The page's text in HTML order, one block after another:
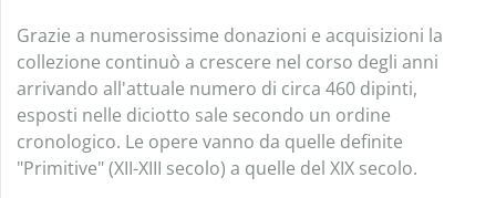
Grazie a numerosissime donazioni e acquisizioni la
collezione continuò a crescere nel corso degli anni
arrivando all'attuale numero di circa 460 dipinti,
esposti nelle diciotto sale secondo un ordine
cronologico. Le opere vanno da quelle definite
"Primitive" (XII-XIII secolo) a quelle del XIX secolo.